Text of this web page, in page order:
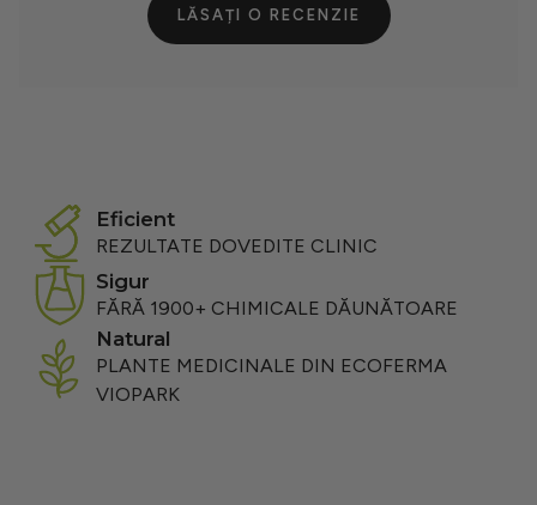
LĂSAȚI O RECENZIE
eficient
REZULTATE DOVEDITE CLINIC
sigur
FĂRĂ 1900+ CHIMICALE DĂUNĂTOARE
natural
PLANTE MEDICINALE DIN ECOFERMA
VIOPARK